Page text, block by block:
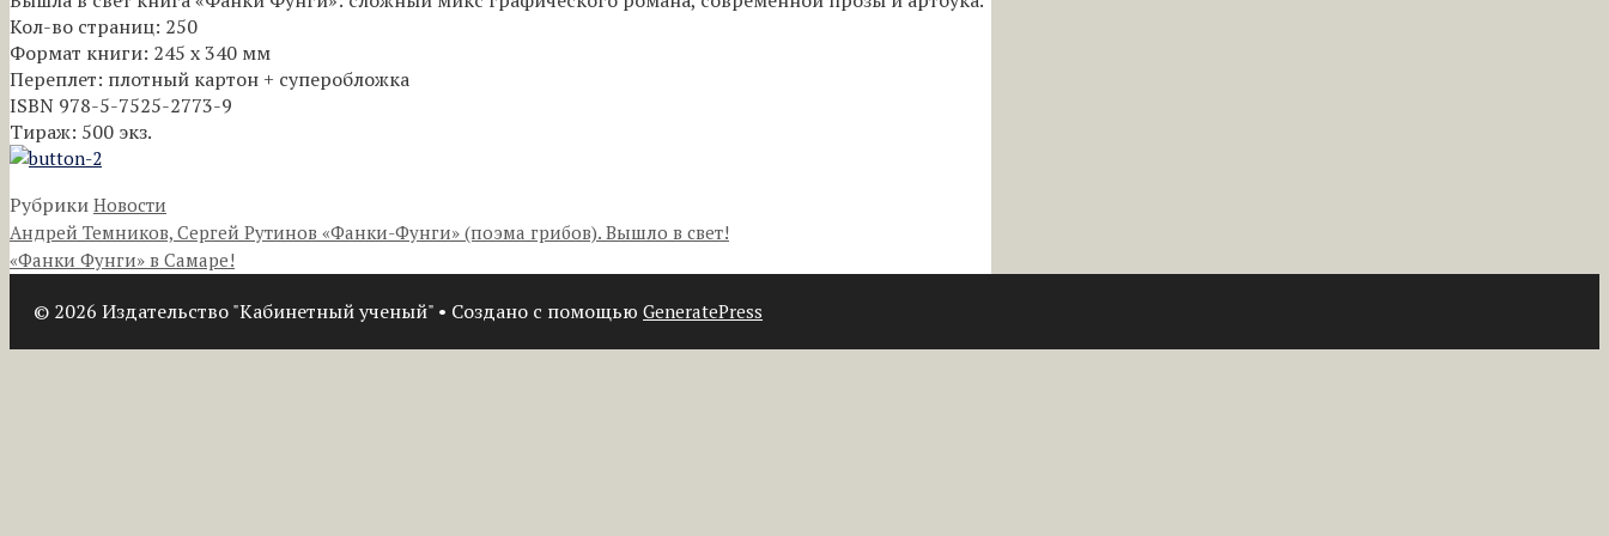
Кол-во страниц: 250
Формат книги: 245 х 340 мм
Переплет: плотный картон + суперобложка
ISBN 978-5-7525-2773-9
Тираж: 500 экз.
Рубрики Новости
Андрей Темников, Сергей Рутинов «Фанки-Фунги» (поэма грибов). Вышло в свет!
«Фанки Фунги» в Самаре!
© 2026 Издательство "Кабинетный ученый" • Создано с помощью GeneratePress